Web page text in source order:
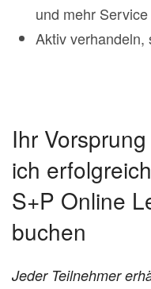
und mehr Service
Aktiv verhandeln,
Ihr
ich
S+P Online
buchen
Jeder Teilnehmer